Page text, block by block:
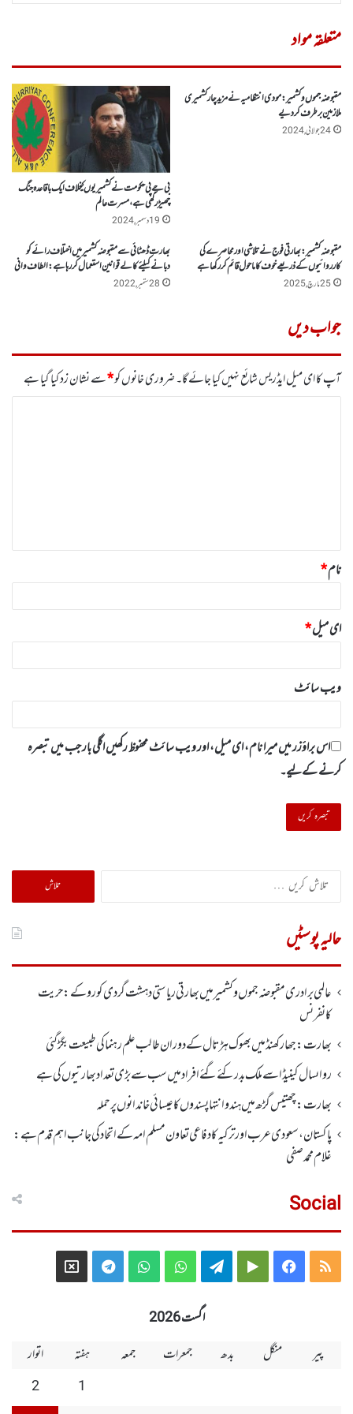
متعلقہ مواد
مقبوضہ جموں وکشمیر : مودی انتظامیہ نے مزید چار کشمیری
ملازمین برطرف کر دیے
24 جولائی, 2024
بی جے پی حکومت نے کشمیریوں کیخلاف ایک باقاعدہ جنگ
چھیڑ رکھی ہے، مسرت عالم
19 دسمبر, 2024
مقبوضہ کشمیر: بھارتی فوج نے تلاشی اور محاصرے کی
کارروائیوں کے ذریعے خوف کا ماحول قائم کر رکھا ہے
25 مارچ, 2025
بھارت ڈھٹائی سے مقبوضہ کشمیر میں اختلاف رائے کو
دبانے کیلئے کالے قوانین استعمال کر رہا ہے: الطاف وانی
28 ستمبر, 2022
جواب دیں
آپ کا ای میل ایڈریس شائع نہیں کیا جائے گا۔ضروری خانوں کو*سے نشان زد کیا گیا ہے
نام*
ای میل*
ویب‌ سائٹ
اس براؤزر میں میرا نام، ای میل، اور ویب سائٹ محفوظ رکھیں اگلی بار جب میں تبصرہ
کرنے کےلیے۔
تلاش
کریں
حالیہ پوسٹیں
عالمی برادری مقبوضہ جموں وکشمیر میں بھارتی ریاستی دہشت گردی کو روکے : حریت
کانفرنس
بھارت :جھارکھنڈمیں بھوک ہڑتال کے دوران طالب علم رہنما کی طبیعت بگڑ گئی
رواںسال کینیڈا سے ملک بدر کئے گئے افراد میں سب سے بڑی تعداد بھارتیوں کی ہے
بھارت :چھتیس گڑھ میں ہندو انتہاپسندوں کا عیسائی خاندانوں پر حملہ
پاکستان، سعودی عرب اور ترکیہ کا دفاعی تعاون مسلم امہ کے اتحاد کی جانب اہم قدم ہے:
غلام محمد صفی
Social
RSS
Facebook
Google
Telegram
WhatsApp
WhatsApp
Telegram
X
اگست 2026
پیر
منگل بدھ جمعرات جمعہ ہفتہ
اتوار
1
2